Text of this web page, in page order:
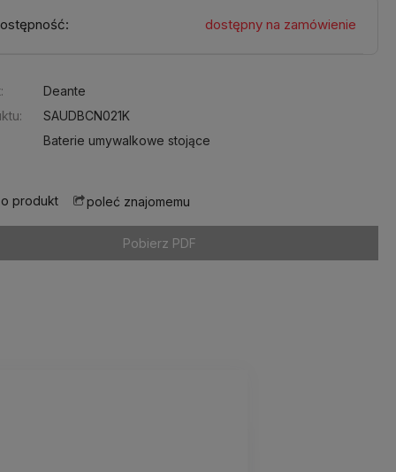
dostępny na zamówienie
Deante
SAUDBCN021K
Baterie umywalkowe stojące
produkt poleć znajomemu
Pobierz PDF